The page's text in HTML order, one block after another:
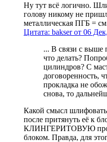
Ну тут всё логично.
голову никому не
металлическая ПГБ =
Цитата: bakser от 06
... В связи с выше
что делать?
цилиндров? С
договоренность,
прокладка не
снова, то
Какой смысл
после притянуть её к
КЛИНГЕРИТОВУЮ
блоком. Правда, для